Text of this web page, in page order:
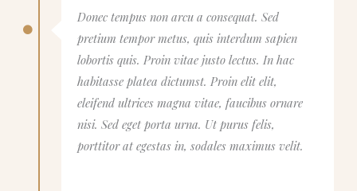
Donec tempus non arcu a consequat. Sed
pretium tempor metus, quis interdum sapien
lobortis quis. Proin vitae justo lectus. In hac
habitasse platea dictumst. Proin elit elit,
eleifend ultrices magna vitae, faucibus ornare
nisi. Sed eget porta urna. Ut purus felis,
porttitor at egestas in, sodales maximus velit.